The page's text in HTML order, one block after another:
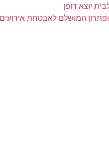
יוצא דופן
המושלם לאבטחת אירועים